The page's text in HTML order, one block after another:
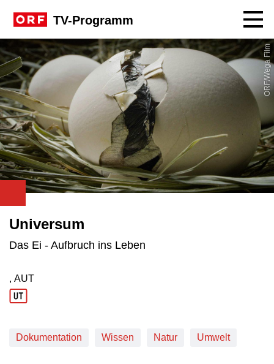
TV-Programm
ORF/Wega Film
Universum
Das Ei - Aufbruch ins Leben
Produktionsland: AUT
, AUT
Dokumentation Wissen Natur Umwelt